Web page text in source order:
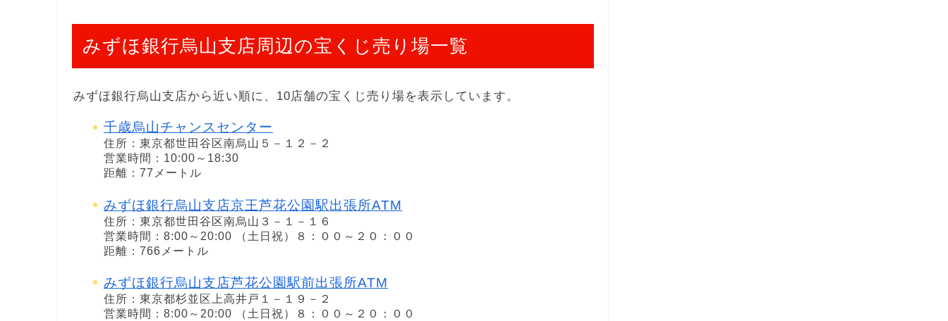
みずほ銀行烏山支店周辺の宝くじ売り場一覧
みずほ銀行烏山支店から近い順に、10店舗の宝くじ売り場を表示しています。
千歳烏山チャンスセンター
住所：東京都世田谷区南烏山５－１２－２
営業時間：10:00～18:30
距離：77メートル
みずほ銀行烏山支店京王芦花公園駅出張所ATM
住所：東京都世田谷区南烏山３－１－１６
営業時間：8:00～20:00 （土日祝）８：００～２０：００
距離：766メートル
みずほ銀行烏山支店芦花公園駅前出張所ATM
住所：東京都杉並区上高井戸１－１９－２
営業時間：8:00～20:00 （土日祝）８：００～２０：００